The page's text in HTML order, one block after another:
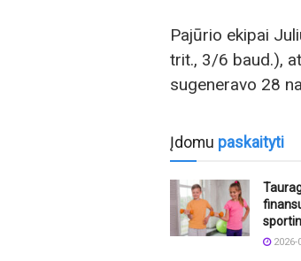
Pajūrio ekipai
trit., 3/6 baud.),
sugeneravo 28
Įdomu paskaityti
2026-